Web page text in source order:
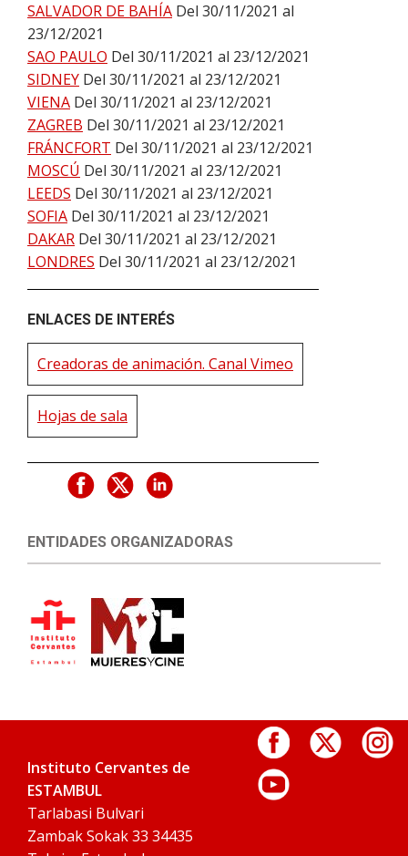
SALVADOR DE BAHÍA Del 30/11/2021 al
23/12/2021
SAO PAULO Del 30/11/2021 al 23/12/2021
SIDNEY Del 30/11/2021 al 23/12/2021
VIENA Del 30/11/2021 al 23/12/2021
ZAGREB Del 30/11/2021 al 23/12/2021
FRÁNCFORT Del 30/11/2021 al 23/12/2021
MOSCÚ Del 30/11/2021 al 23/12/2021
LEEDS Del 30/11/2021 al 23/12/2021
SOFIA Del 30/11/2021 al 23/12/2021
DAKAR Del 30/11/2021 al 23/12/2021
LONDRES Del 30/11/2021 al 23/12/2021
ENLACES DE INTERÉS
Creadoras de animación. Canal Vimeo
Hojas de sala
ENTIDADES ORGANIZADORAS
Instituto Cervantes de
ESTAMBUL
Tarlabasi Bulvari
Zambak Sokak 33 34435